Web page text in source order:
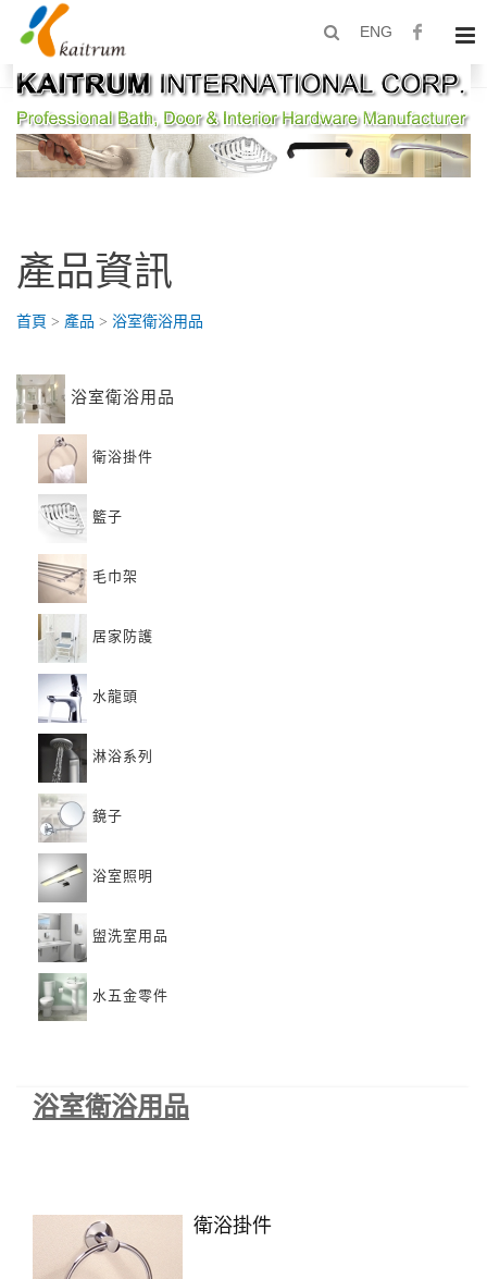
ENG
產品資訊
首頁 > 產品 > 浴室衛浴用品
浴室衛浴用品
衛浴掛件
籃子
毛巾架
居家防護
水龍頭
淋浴系列
鏡子
浴室照明
盥洗室用品
水五金零件
浴室衛浴用品
衛浴掛件